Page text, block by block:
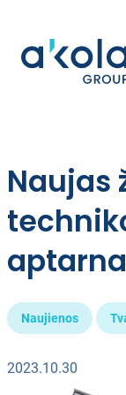
turinio
Naujas
Naujienos
2023.10.30